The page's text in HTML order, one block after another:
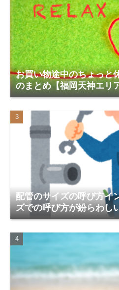
お買い物途中のちょっと
のまとめ【福岡天神エリ
配管のサイズの呼び方イ
ズでの呼び方が紛らわし